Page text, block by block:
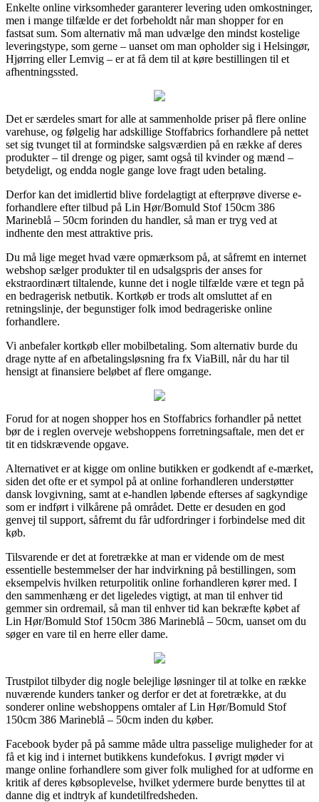
Enkelte online virksomheder garanterer levering uden omkostninger,
men i mange tilfælde er det forbeholdt når man shopper for en
fastsat sum. Som alternativ må man udvælge den mindst kostelige
leveringstype, som gerne – uanset om man opholder sig i Helsingør,
Hjørring eller Lemvig – er at få dem til at køre bestillingen til et
afhentningssted.
Det er særdeles smart for alle at sammenholde priser på flere online
varehuse, og følgelig har adskillige Stoffabrics forhandlere på nettet
set sig tvunget til at formindske salgsværdien på en række af deres
produkter – til drenge og piger, samt også til kvinder og mænd –
betydeligt, og endda nogle gange love fragt uden betaling.
Derfor kan det imidlertid blive fordelagtigt at efterprøve diverse e-
forhandlere efter tilbud på Lin Hør/Bomuld Stof 150cm 386
Marineblå – 50cm forinden du handler, så man er tryg ved at
indhente den mest attraktive pris.
Du må lige meget hvad være opmærksom på, at såfremt en internet
webshop sælger produkter til en udsalgspris der anses for
ekstraordinært tiltalende, kunne det i nogle tilfælde være et tegn på
en bedragerisk netbutik. Kortkøb er trods alt omsluttet af en
retningslinje, der begunstiger folk imod bedrageriske online
forhandlere.
Vi anbefaler kortkøb eller mobilbetaling. Som alternativ burde du
drage nytte af en afbetalingsløsning fra fx ViaBill, når du har til
hensigt at finansiere beløbet af flere omgange.
Forud for at nogen shopper hos en Stoffabrics forhandler på nettet
bør de i reglen overveje webshoppens forretningsaftale, men det er
tit en tidskrævende opgave.
Alternativet er at kigge om online butikken er godkendt af e-mærket,
siden det ofte er et sympol på at online forhandleren understøtter
dansk lovgivning, samt at e-handlen løbende efterses af sagkyndige
som er indført i vilkårene på området. Dette er desuden en god
genvej til support, såfremt du får udfordringer i forbindelse med dit
køb.
Tilsvarende er det at foretrække at man er vidende om de mest
essentielle bestemmelser der har indvirkning på bestillingen, som
eksempelvis hvilken returpolitik online forhandleren kører med. I
den sammenhæng er det ligeledes vigtigt, at man til enhver tid
gemmer sin ordremail, så man til enhver tid kan bekræfte købet af
Lin Hør/Bomuld Stof 150cm 386 Marineblå – 50cm, uanset om du
søger en vare til en herre eller dame.
Trustpilot tilbyder dig nogle belejlige løsninger til at tolke en række
nuværende kunders tanker og derfor er det at foretrække, at du
sonderer online webshoppens omtaler af Lin Hør/Bomuld Stof
150cm 386 Marineblå – 50cm inden du køber.
Facebook byder på på samme måde ultra passelige muligheder for at
få et kig ind i internet butikkens kundefokus. I øvrigt møder vi
mange online forhandlere som giver folk mulighed for at udforme en
kritik af deres købsoplevelse, hvilket ydermere burde benyttes til at
danne dig et indtryk af kundetilfredsheden.